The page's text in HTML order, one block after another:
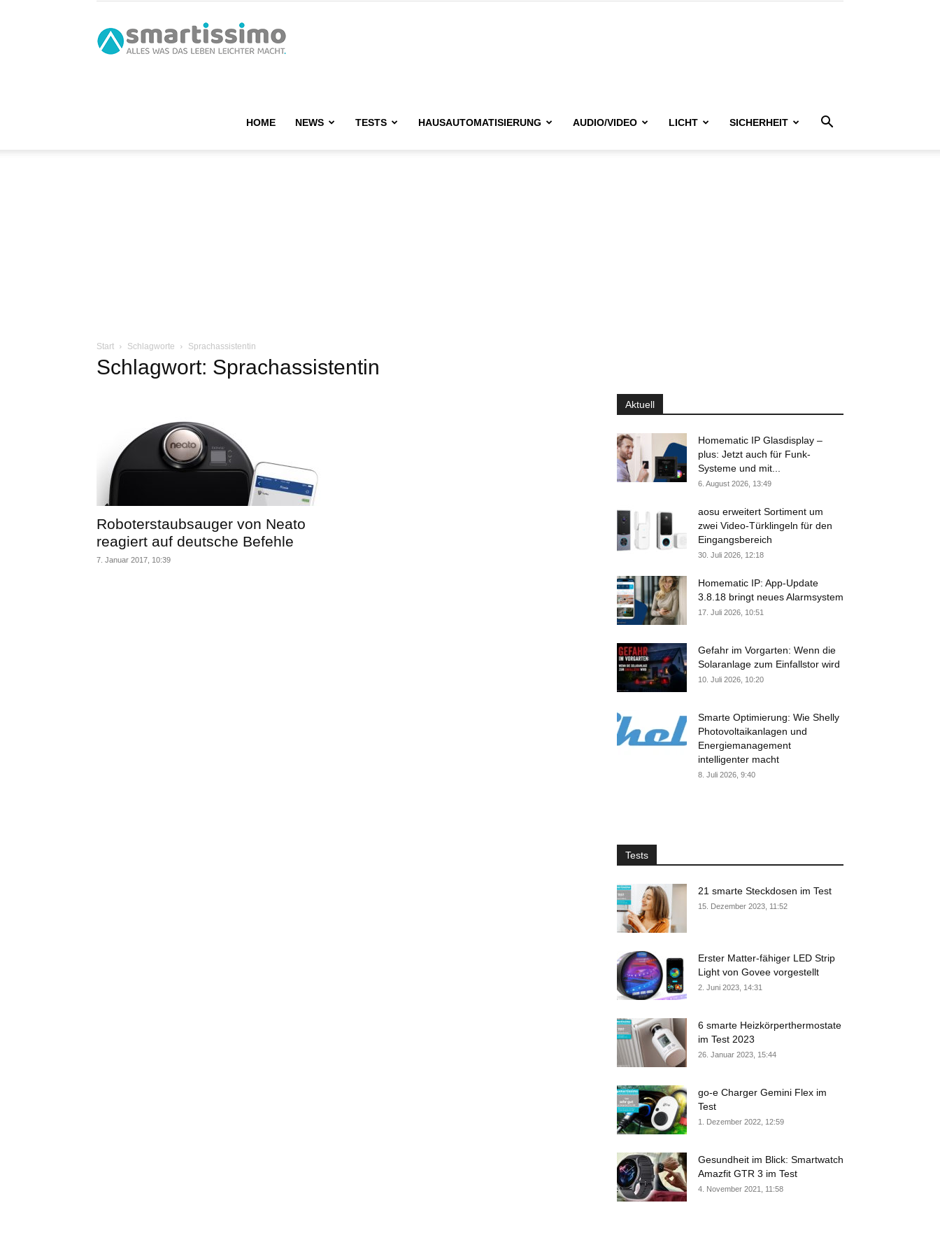
HOME NEWS TESTS HAUSAUTOMATISIERUNG AUDIO/VIDEO LICHT SICHERHEIT
Start Schlagworte Sprachassistentin
Schlagwort: Sprachassistentin
Roboterstaubsauger von Neato
reagiert auf deutsche Befehle
7. Januar 2017, 10:39
Aktuell
Homematic IP Glasdisplay –
plus: Jetzt auch für Funk-
Systeme und mit...
6. August 2026, 13:49
aosu erweitert Sortiment um
zwei Video-Türklingeln für den
Eingangsbereich
30. Juli 2026, 12:18
Homematic IP: App-Update
3.8.18 bringt neues Alarmsystem
17. Juli 2026, 10:51
Gefahr im Vorgarten: Wenn die
Solaranlage zum Einfallstor wird
10. Juli 2026, 10:20
Smarte Optimierung: Wie Shelly
Photovoltaikanlagen und
Energiemanagement
intelligenter macht
8. Juli 2026, 9:40
Tests
21 smarte Steckdosen im Test
15. Dezember 2023, 11:52
Erster Matter-fähiger LED Strip
Light von Govee vorgestellt
2. Juni 2023, 14:31
6 smarte Heizkörperthermostate
im Test 2023
26. Januar 2023, 15:44
go-e Charger Gemini Flex im
Test
1. Dezember 2022, 12:59
Gesundheit im Blick: Smartwatch
Amazfit GTR 3 im Test
4. November 2021, 11:58